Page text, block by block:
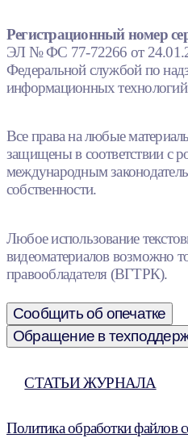
Регистрационный номер
ЭЛ № ФС 77-72266 от
Федеральной службой по
информационных
Все права на любые
защищены в соответствии с
международным
собственности.
Любое использование
видеоматериалов возможно
правообладателя (ВГТРК).
Сообщить об опечатке
Обращение в
СТАТЬИ ЖУРНАЛА
Политика обработки файлов